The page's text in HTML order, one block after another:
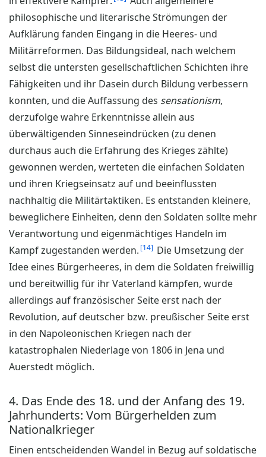
philosophische und literarische Strömungen der
Aufklärung fanden Eingang in die Heeres- und
Militärreformen. Das Bildungsideal, nach welchem
selbst die untersten gesellschaftlichen Schichten ihre
Fähigkeiten und ihr Dasein durch Bildung verbessern
konnten, und die Auffassung des sensationism,
derzufolge wahre Erkenntnisse allein aus
überwältigenden Sinneseindrücken (zu denen
durchaus auch die Erfahrung des Krieges zählte)
gewonnen werden, werteten die einfachen Soldaten
und ihren Kriegseinsatz auf und beeinflussten
nachhaltig die Militärtaktiken. Es entstanden kleinere,
beweglichere Einheiten, denn den Soldaten sollte mehr
Verantwortung und eigenmächtiges Handeln im
Kampf zugestanden werden. 14
Die Umsetzung der
Idee eines Bürgerheeres, in dem die Soldaten freiwillig
und bereitwillig für ihr Vaterland kämpfen, wurde
allerdings auf französischer Seite erst nach der
Revolution, auf deutscher bzw. preußischer Seite erst
in den Napoleonischen Kriegen nach der
katastrophalen Niederlage von 1806 in Jena und
Auerstedt möglich.
4. Das Ende des 18. und der Anfang des 19.
Jahrhunderts: Vom Bürgerhelden zum
Nationalkrieger
Einen entscheidenden Wandel in Bezug auf soldatische